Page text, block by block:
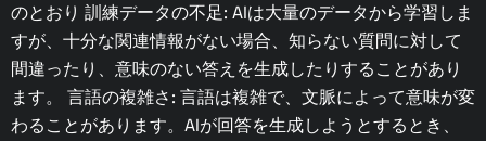
のとおり 訓練データの不足: AIは大量のデータから学習しま
すが、十分な関連情報がない場合、知らない質問に対して
間違ったり、意味のない答えを生成したりすることがあり
ます。 言語の複雑さ: 言語は複雑で、文脈によって意味が変
わることがあります。AIが回答を生成しようとするとき、